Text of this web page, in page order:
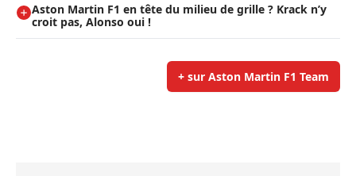
Aston Martin F1 en tête du milieu de grille ? Krack n’y
croit pas, Alonso oui !
+ sur Aston Martin F1 Team